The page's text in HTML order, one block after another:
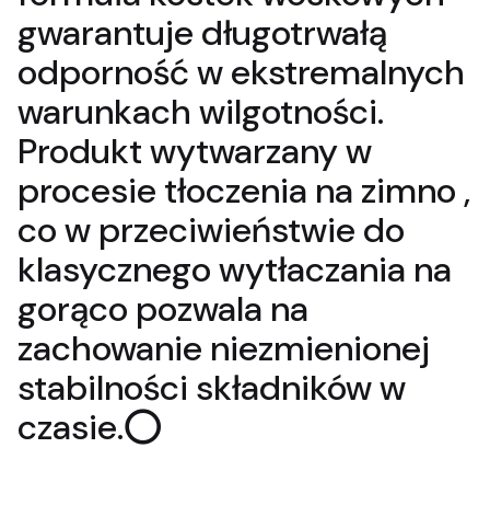
gwarantuje długotrwałą
odporność w ekstremalnych
warunkach wilgotności.
Produkt wytwarzany w
procesie tłoczenia na zimno ,
co w przeciwieństwie do
klasycznego wytłaczania na
gorąco pozwala na
zachowanie niezmienionej
stabilności składników w
czasie.⭕